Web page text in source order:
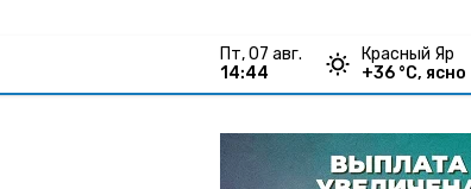
пт, 07 авг.
14:44
Красный Яр
+36 °С, ясно